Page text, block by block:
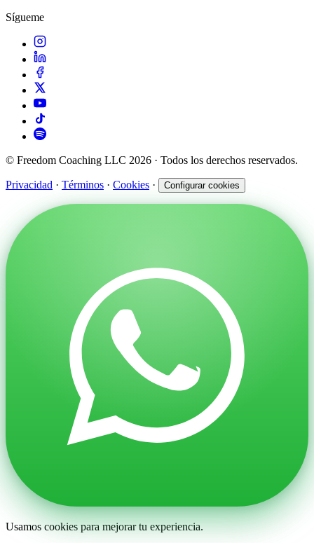
Sígueme
© Freedom Coaching LLC 2026 · Todos los derechos reservados.
Privacidad · Términos · Cookies · Configurar cookies
Usamos cookies para mejorar tu experiencia.